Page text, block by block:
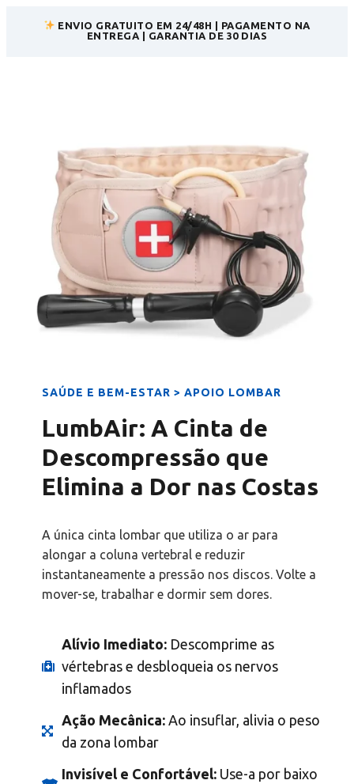
ENVIO GRATUITO EM 24/48H | PAGAMENTO NA
ENTREGA | GARANTIA DE 30 DIAS
SAÚDE E BEM-ESTAR > APOIO LOMBAR
LumbAir: A Cinta de
Descompressão que
Elimina a Dor nas Costas
A única cinta lombar que utiliza o ar para
alongar a coluna vertebral e reduzir
instantaneamente a pressão nos discos. Volte a
mover-se, trabalhar e dormir sem dores.
Alívio Imediato: Descomprime as
vértebras e desbloqueia os nervos
inflamados
Ação Mecânica: Ao insuflar, alivia o peso
da zona lombar
Invisível e Confortável: Use-a por baixo